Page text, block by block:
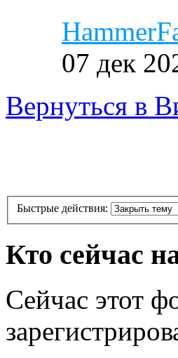
07 дек
Вернуться в
Быстрые действия:
Кто сейчас
Сейчас этот